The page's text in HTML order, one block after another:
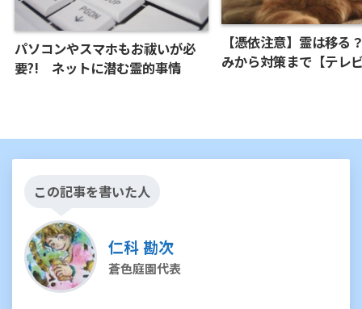
パソコンやスマホもお祓いが必
要?! ネットに潜む霊的事情
【憑依注意】霊は移る
みから対策まで【テレ
この記事を書いた人
仁科 勘次
蒼色庭園代表